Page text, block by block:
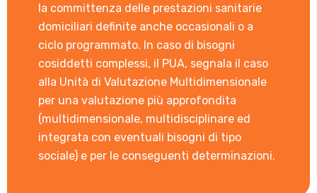
la committenza delle prestazioni sanitarie
domiciliari definite anche occasionali o a
ciclo programmato. In caso di bisogni
cosiddetti complessi, il PUA, segnala il caso
alla Unità di Valutazione Multidimensionale
per una valutazione più approfondita
(multidimensionale, multidisciplinare ed
integrata con eventuali bisogni di tipo
sociale) e per le conseguenti determinazioni.